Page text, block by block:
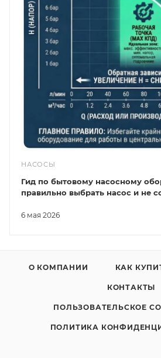
НАСОСЫ
6 мая 2026
Гид по бытовому насосному
правильно выбрать насос и не
О КОМПАНИИ КАК
КОНТАКТЫ
ПОЛЬЗОВАТЕЛЬСКОЕ
ПОЛИТИКА